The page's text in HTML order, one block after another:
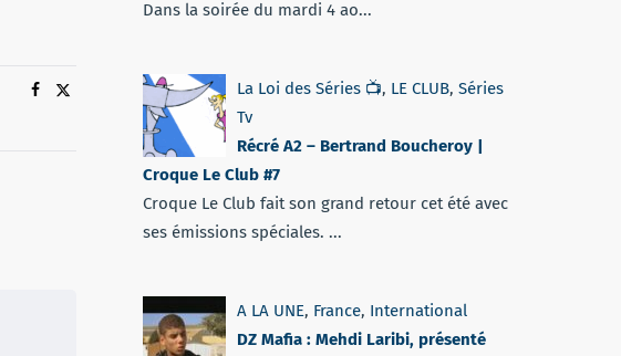
Dans la soirée du mardi 4 ao...
La Loi des Séries 📺, LE CLUB, Séries
Tv
Récré A2 – Bertrand Boucheroy |
Croque Le Club #7
Croque Le Club fait son grand retour cet été avec
ses émissions spéciales. ...
A LA UNE, France, International
DZ Mafia : Mehdi Laribi, présenté